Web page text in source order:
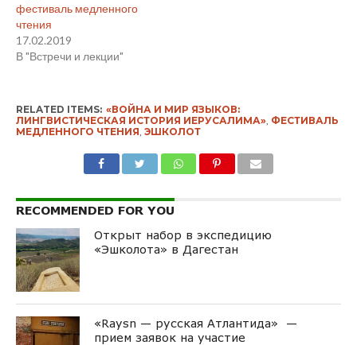
фестиваль медленного
чтения
17.02.2019
В "Встречи и лекции"
RELATED ITEMS: «ВОЙНА И МИР ЯЗЫКОВ:
ЛИНГВИСТИЧЕСКАЯ ИСТОРИЯ ИЕРУСАЛИМА», ФЕСТИВАЛЬ
МЕДЛЕННОГО ЧТЕНИЯ ЭШКОЛОТ
RECOMMENDED FOR YOU
Открыт набор в экспедицию
«Эшколота» в Дагестан
«Raysn — русская Атлантида» —
прием заявок на участие